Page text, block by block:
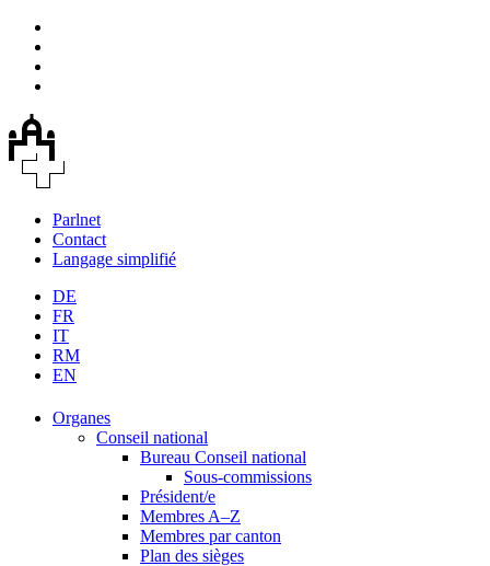
Parlnet
Contact
Langage simplifié
DE
FR
IT
RM
EN
Organes
Conseil national
Bureau Conseil national
Sous-commissions
Président/e
Membres A–Z
Membres par canton
Plan des sièges